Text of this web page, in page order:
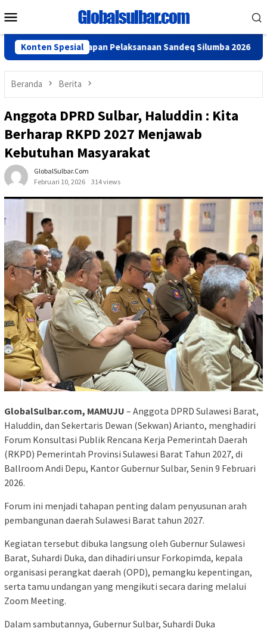
ke
Mobile
Konten Spesial
Persiapan Pelaksanaan Sandeq Silumba 2026
Beranda Berita
Anggota DPRD Sulbar, Haluddin : Kita
Berharap RKPD 2027 Menjawab
Kebutuhan Masyarakat
GlobalSulbar.com
Februari 10, 2026
314 views
GlobalSulbar.com, MAMUJU – Anggota DPRD Sulawesi Barat,
Haluddin, dan Sekertaris Dewan (Sekwan) Arianto, menghadiri
Forum Konsultasi Publik Rencana Kerja Pemerintah Daerah
(RKPD) Pemerintah Provinsi Sulawesi Barat Tahun 2027, di
Ballroom Andi Depu, Kantor Gubernur Sulbar, Senin 9 Februari
2026.
Forum ini menjadi tahapan penting dalam penyusunan arah
pembangunan daerah Sulawesi Barat tahun 2027.
Kegiatan tersebut dibuka langsung oleh Gubernur Sulawesi
Barat, Suhardi Duka, dan dihadiri unsur Forkopimda, kepala
organisasi perangkat daerah (OPD), pemangku kepentingan,
serta tamu undangan yang mengikuti secara daring melalui
Zoom Meeting.
Dalam sambutannya, Gubernur Sulbar, Suhardi Duka